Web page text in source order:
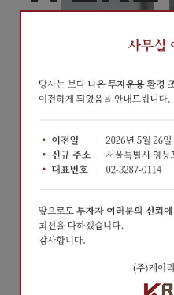
한 발 앞선 Insight로 부동산금융시장을 선도합니다.